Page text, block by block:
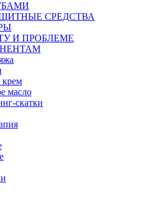
СРЕДСТВА
И ПРОБЛЕМЕ
масло
скатки